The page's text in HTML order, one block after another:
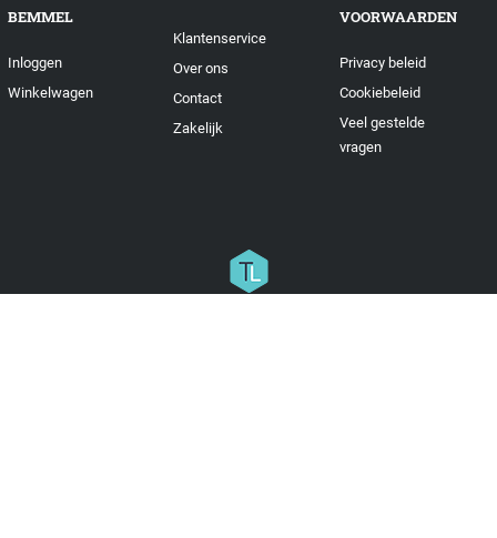
BEMMEL
Inloggen
Winkelwagen
Klantenservice
Over ons
Contact
Zakelijk
VOORWAARDEN
Privacy beleid
Cookiebeleid
Veel gestelde
vragen